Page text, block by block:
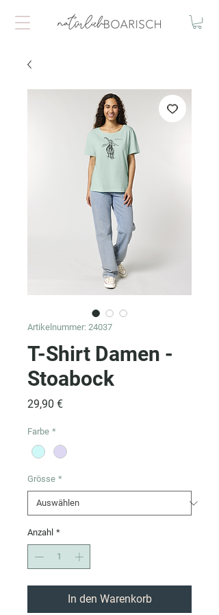
Artikelnummer: 24037
T-Shirt Damen -
Stoabock
29,90 €Preis
Farbe *
Grösse *
Anzahl *
In den Warenkorb